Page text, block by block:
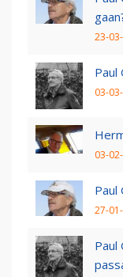
23-
Paul
03-
03-
Paul
27-
Paul